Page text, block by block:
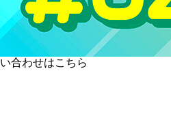
い合わせはこちら